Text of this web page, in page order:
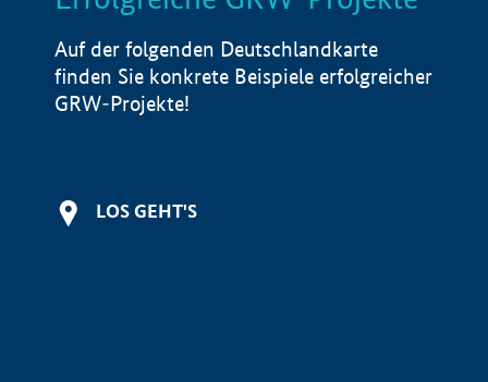
Auf der folgenden Deutschlandkarte
finden Sie konkrete Beispiele erfolgreicher
GRW-Projekte!
LOS GEHT'S